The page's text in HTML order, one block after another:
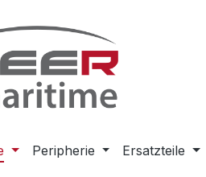
Peripherie Ersatzteile